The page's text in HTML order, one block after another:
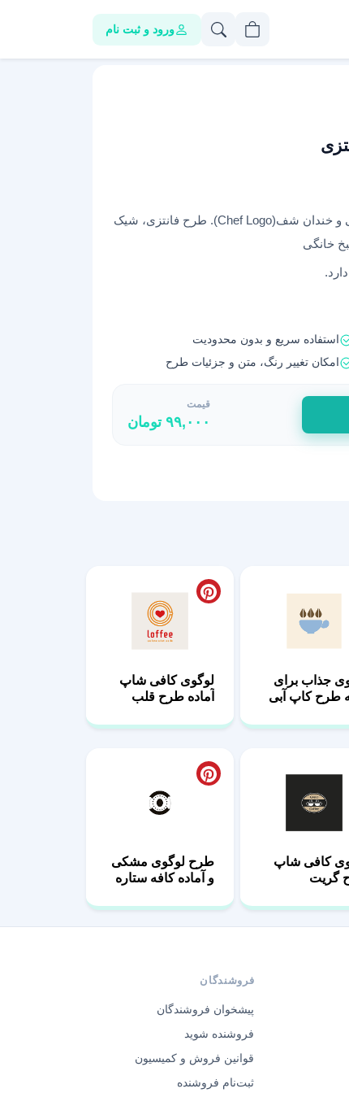
ورود و ثبت نام
دانلود فایل لوگو آماده رستوران طرح کاراکتر کارتونی و خندان شف(Chef Logo). طرح فانتزی، شیک
استفاده سریع و بدون محدودیت
امکان تغییر رنگ، متن و جزئیات طرح
قیمت
۹۹,۰۰۰ تومان
جذاب برای
طرح کاپ آبی
لوگوی کافی شاپ
آماده طرح قلب
کافی شاپ
گریت
طرح لوگوی مشکی
و آماده کافه ستاره
فروشندگان
پیشخوان فروشندگان
فروشنده شوید
قوانین فروش و کمیسیون
ثبت‌نام فروشنده